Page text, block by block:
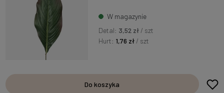
W magazynie
Detal: 3,52 zł / szt
Hurt: 1,76 zł / szt
Do koszyka